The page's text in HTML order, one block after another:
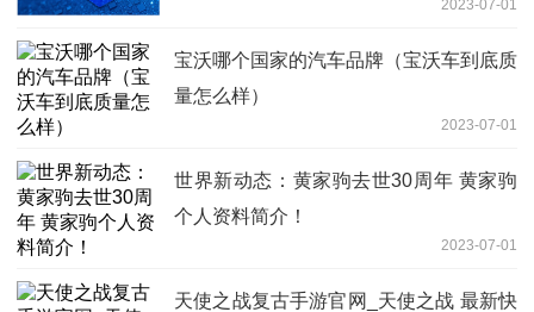
2023-07-01
宝沃哪个国家的汽车品牌（宝沃车到底质
量怎么样）
2023-07-01
世界新动态：黄家驹去世30周年 黄家驹
个人资料简介！
2023-07-01
天使之战复古手游官网_天使之战 最新快